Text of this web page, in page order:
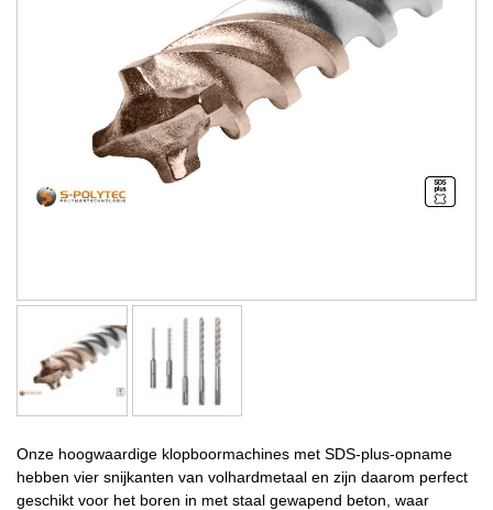
Onze hoogwaardige klopboormachines met SDS-plus-opname
hebben vier snijkanten van volhardmetaal en zijn daarom perfect
geschikt voor het boren in met staal gewapend beton, waar